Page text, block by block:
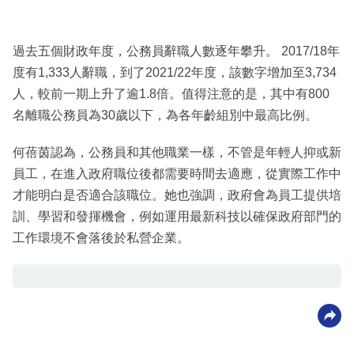
過去五個財政年度，公務員辭職人數逐年攀升。 2017/18年
度有1,333人辭職，到了2021/22年度，該數字增加至3,734
人，較前一期上升了逾1.8倍。值得注意的是，其中有800
名離職公務員為30歲以下，為各年齡組別中最高比例。
何蓓茵認為，公務員和其他職業一樣，不管是年輕人抑或新
員工，在進入政府職位後都需要時間去適應，從實際工作中
才能明白是否適合該職位。她也強調，政府會為員工提供培
訓、學習和發揮機會，例如運用最新科技以確保政府部門的
工作環境不會落後於私營企業。